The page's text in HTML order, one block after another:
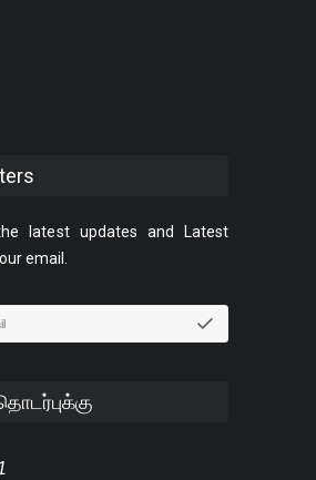
latest updates and Latest
email.